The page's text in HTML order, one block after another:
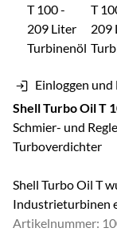
Einloggen
Shell Turbo Oil T
Schmier- und
Turboverdichter
Shell Turbo Oil T
Industrieturbinen
Artikelnummer: